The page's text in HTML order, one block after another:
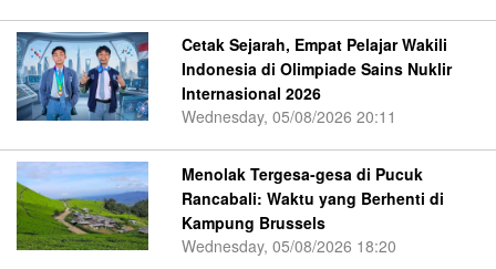
Cetak Sejarah, Empat Pelajar Wakili
Indonesia di Olimpiade Sains Nuklir
Internasional 2026
Wednesday, 05/08/2026 20:11
Menolak Tergesa-gesa di Pucuk
Rancabali: Waktu yang Berhenti di
Kampung Brussels
Wednesday, 05/08/2026 18:20